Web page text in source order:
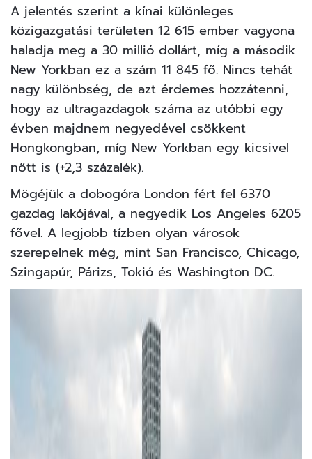
A jelentés szerint a kínai különleges
közigazgatási területen 12 615 ember vagyona
haladja meg a 30 millió dollárt, míg a második
New Yorkban ez a szám 11 845 fő. Nincs tehát
nagy különbség, de azt érdemes hozzátenni,
hogy az ultragazdagok száma az utóbbi egy
évben majdnem negyedével csökkent
Hongkongban, míg New Yorkban egy kicsivel
nőtt is (+2,3 százalék).
Mögéjük a dobogóra London fért fel 6370
gazdag lakójával, a negyedik Los Angeles 6205
fővel. A legjobb tízben olyan városok
szerepelnek még, mint San Francisco, Chicago,
Szingapúr, Párizs, Tokió és Washington DC.